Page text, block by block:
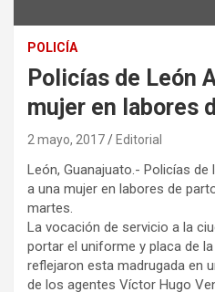
POLICÍA
Policías de León
mujer en labores
2 mayo, 2017 Editorial
León, Guanajuato.- Policías
a una mujer en labores de
martes.
La vocación de servicio a la
portar el uniforme y placa de
reflejaron esta madrugada en
de los agentes Víctor Hugo